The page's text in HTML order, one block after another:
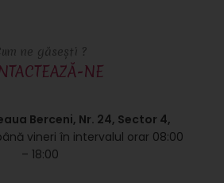
ne găsești ?
NE
Berceni, Nr. 24, Sector 4,
vineri în intervalul orar 08:00
– 18:00